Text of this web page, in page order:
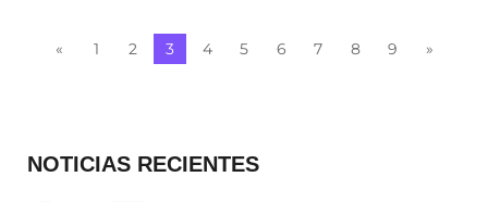
« 1 2 3 4 5 6 7 8 9 »
NOTICIAS RECIENTES